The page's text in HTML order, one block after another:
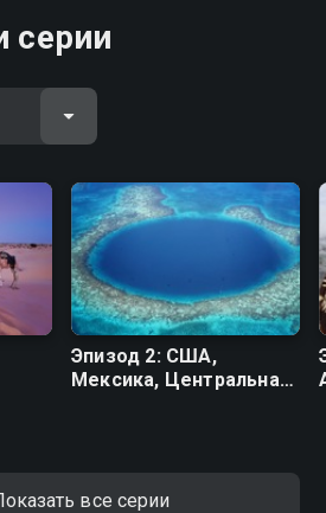
серии
Эпизод 2: США,
Мексика, Центральная
все серии